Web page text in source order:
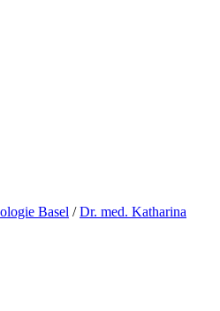
Basel /Dr. med. Katharina